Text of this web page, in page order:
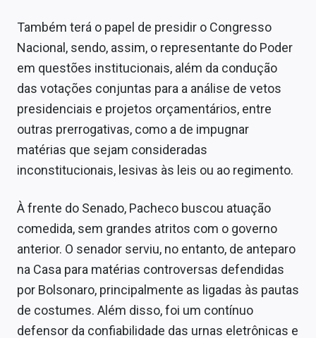
Também terá o papel de presidir o Congresso
Nacional, sendo, assim, o representante do Poder
em questões institucionais, além da condução
das votações conjuntas para a análise de vetos
presidenciais e projetos orçamentários, entre
outras prerrogativas, como a de impugnar
matérias que sejam consideradas
inconstitucionais, lesivas às leis ou ao regimento.
À frente do Senado, Pacheco buscou atuação
comedida, sem grandes atritos com o governo
anterior. O senador serviu, no entanto, de anteparo
na Casa para matérias controversas defendidas
por Bolsonaro, principalmente as ligadas às pautas
de costumes. Além disso, foi um contínuo
defensor da confiabilidade das urnas eletrônicas e